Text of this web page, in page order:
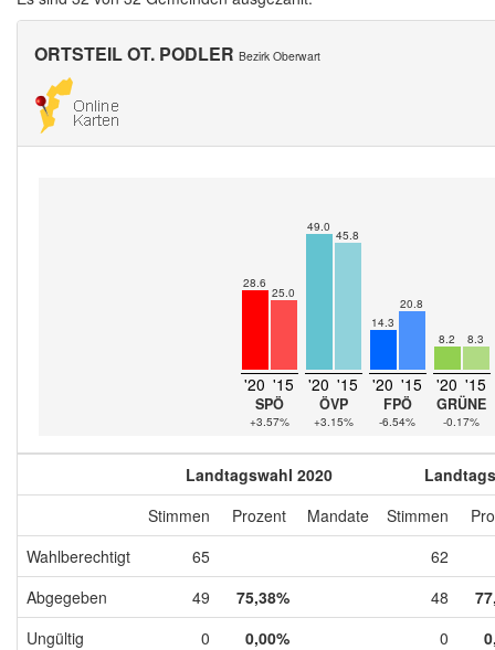
ORTSTEIL OT. PODLER Bezirk Oberwart
28.6
25.0
'20 '15
SPÖ
+3.57%
49.0
45.8
'20 '15
ÖVP
+3.15%
14.3
20.8
'20 '15
FPÖ
-6.54%
8.2 8.3
'20 '15
GRÜNE
-0.17%
Landtagswahl 2020
Stimmen
Prozent Mandate Stimmen
Wahlberechtigt
65
62
Abgegeben
49 75,38% 48
Ungültig
0 0,00% 0